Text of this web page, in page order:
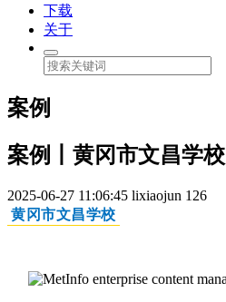
下载
关于
案例
案例丨黄冈市文昌学校
2025-06-27 11:06:45 lixiaojun 126
黄冈市文昌学校